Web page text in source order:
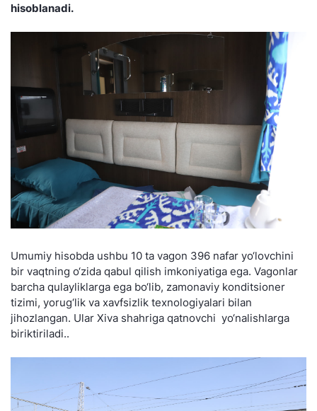
hisoblanadi.
Umumiy hisobda ushbu 10 ta vagon 396 nafar yo‘lovchini
bir vaqtning o‘zida qabul qilish imkoniyatiga ega. Vagonlar
barcha qulayliklarga ega bo‘lib, zamonaviy konditsioner
tizimi, yorug‘lik va xavfsizlik texnologiyalari bilan
jihozlangan. Ular Xiva shahriga qatnovchi yo‘nalishlarga
biriktiriladi..